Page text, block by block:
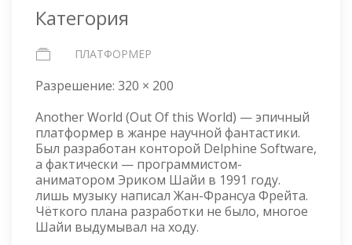
Категория
ПЛАТФОРМЕР
Разрешение: 320 × 200
Another World (Out Of this World) — эпичный
платформер в жанре научной фантастики.
Был разработан конторой Delphine Software,
а фактически — программистом-
аниматором Эриком Шайи в 1991 году.
лишь музыку написал Жан-Франсуа Фрейта.
Чёткого плана разработки не было, многое
Шайи выдумывал на ходу.